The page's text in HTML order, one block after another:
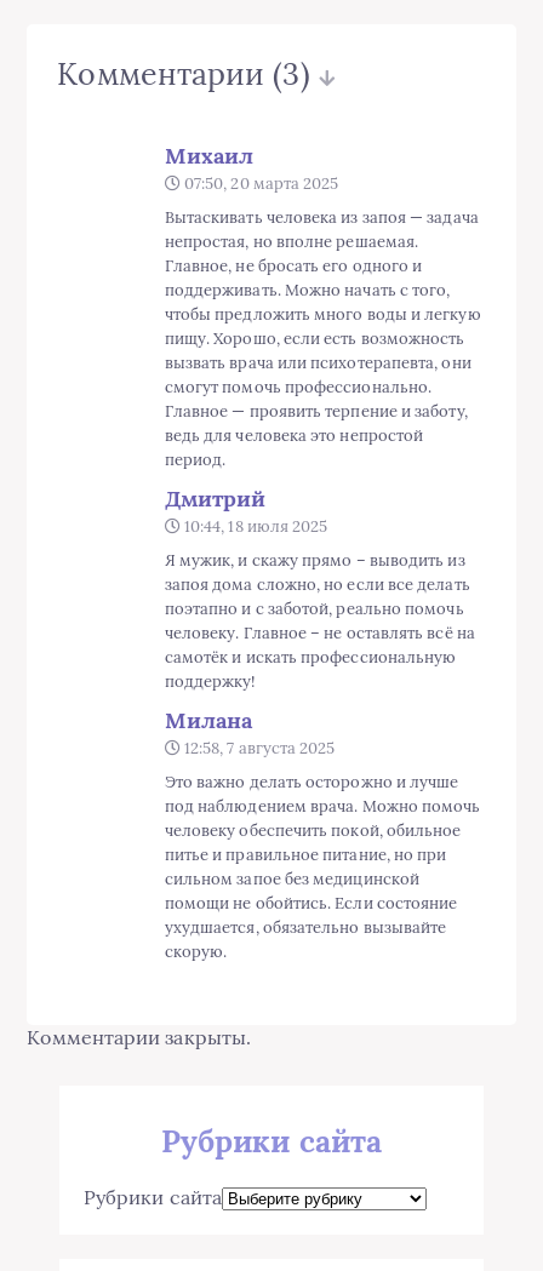
Комментарии (3)
Михаил
07:50, 20 марта 2025
Вытаскивать человека из запоя — задача
непростая, но вполне решаемая.
Главное, не бросать его одного и
поддерживать. Можно начать с того,
чтобы предложить много воды и легкую
пищу. Хорошо, если есть возможность
вызвать врача или психотерапевта, они
смогут помочь профессионально.
Главное — проявить терпение и заботу,
ведь для человека это непростой
период.
Дмитрий
10:44, 18 июля 2025
Я мужик, и скажу прямо – выводить из
запоя дома сложно, но если все делать
поэтапно и с заботой, реально помочь
человеку. Главное – не оставлять всё на
самотёк и искать профессиональную
поддержку!
Милана
12:58, 7 августа 2025
Это важно делать осторожно и лучше
под наблюдением врача. Можно помочь
человеку обеспечить покой, обильное
питье и правильное питание, но при
сильном запое без медицинской
помощи не обойтись. Если состояние
ухудшается, обязательно вызывайте
скорую.
Комментарии закрыты.
Рубрики сайта
Рубрики сайта